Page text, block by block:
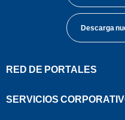
Descarga
RED DE PORTALES
SERVICIOS